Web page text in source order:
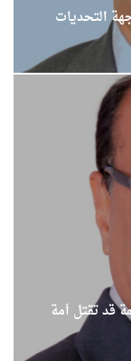
التحديات
قد تقتل أمة